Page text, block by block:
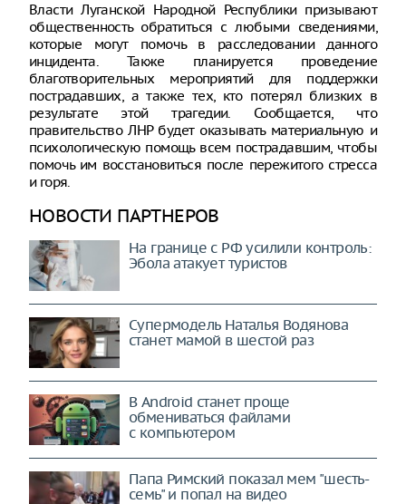
Власти Луганской Народной Республики призывают
общественность обратиться с любыми сведениями,
которые могут помочь в расследовании данного
инцидента. Также планируется проведение
благотворительных мероприятий для поддержки
пострадавших, а также тех, кто потерял близких в
результате этой трагедии. Сообщается, что
правительство ЛНР будет оказывать материальную и
психологическую помощь всем пострадавшим, чтобы
помочь им восстановиться после пережитого стресса
и горя.
НОВОСТИ ПАРТНЕРОВ
На границе с РФ усилили контроль:
Эбола атакует туристов
Супермодель Наталья Водянова
станет мамой в шестой раз
В Android станет проще
обмениваться файлами
с компьютером
Папа Римский показал мем "шесть-
семь" и попал на видео